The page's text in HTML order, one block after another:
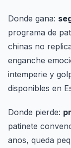
Donde gana:
programa de
chinas no
enganche
intemperie y
disponibles en
Donde pierde:
patinete
anos, queda